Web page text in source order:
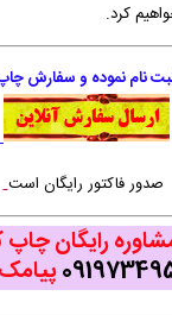
کرد.
نامنموده و سفارش چاپ
صدور فاکتور رایگان است
رایگان